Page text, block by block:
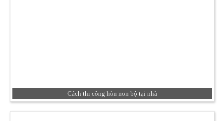
Cách thi công hòn non bộ tại nhà